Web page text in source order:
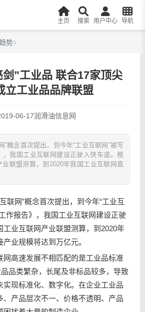
主页 搜索 用户中心 导航
势
剑”工业品 联合17家顶尖
立工业品品牌联盟
06-17润滑油信息网
”概念首次提出，到今年“工业互联网”被写
，我国工业互联网建设正驶入快车道。根
联盟测算，到2020年我国工业互联网直
网”概念首次提出，到今年“工业互
作报告》，我国工业互联网建设正驶
工业互联网产业联盟测算，到2020年
业规模将达到万亿元。
高速发展不相匹配的是工业品标准
品品类繁杂，长尾及非标品较多，导致
实现标准化、数字化。在企业工业品
、产品层次不一、价格不透明、产品